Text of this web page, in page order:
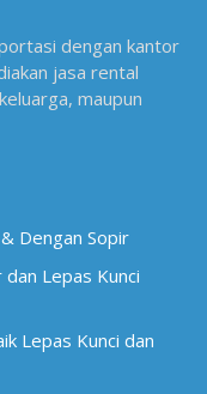
dengan kantor
jasa rental
maupun
Dengan Sopir
Lepas Kunci
Lepas Kunci dan